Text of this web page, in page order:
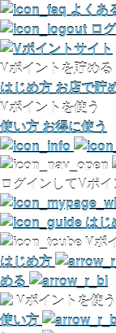
よくあ
ロ
Vポイントを貯める
はじめ方 お店で貯
Vポイントを使う
使い方 お得に使う
ログインしてVポ
はじ
Vポ
はじめ方
める
Vポイントを使う
使い方